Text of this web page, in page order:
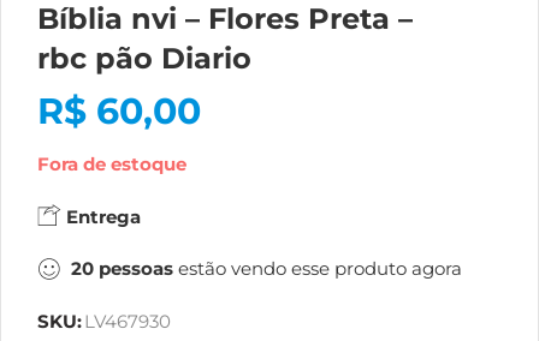
Bíblia nvi – Flores Preta –
rbc pão Diario
R$ 60,00
Fora de estoque
Entrega
20 pessoas estão vendo esse produto agora
SKU:LV467930